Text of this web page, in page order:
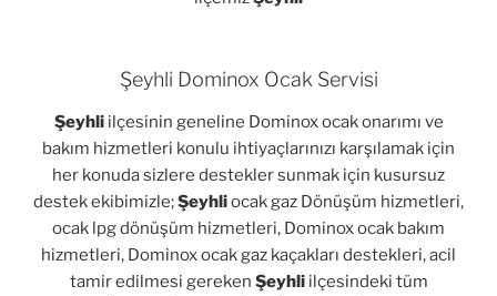
Şeyhli Dominox Ocak Servisi
Şeyhliilçesinin geneline Dominox ocak onarımı ve
bakım hizmetleri konulu ihtiyaçlarınızı karşılamak için
her konuda sizlere destekler sunmak için kusursuz
destek ekibimizle;Şeyhliocak gaz Dönüşüm hizmetleri,
ocak lpg dönüşüm hizmetleri, Dominox ocak bakım
hizmetleri, Dominox ocak gaz kaçakları destekleri, acil
tamir edilmesi gereken Şeyhliilçesindeki tüm